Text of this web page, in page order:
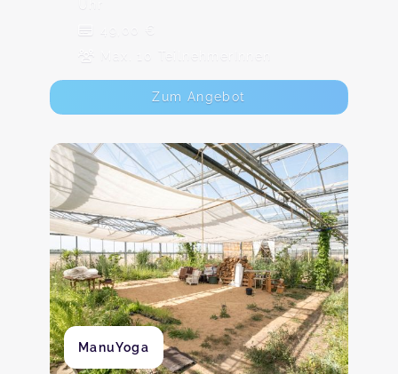
49,00 €
Max. 10 TeilnehmerInnen
Zum Angebot
ManuYoga